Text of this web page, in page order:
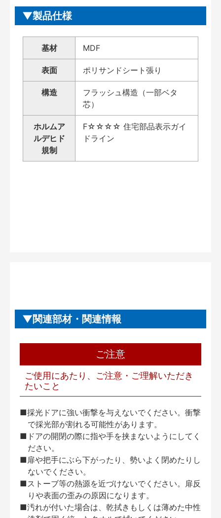
製品仕様
基材 MDF
表面 ポリサンドシート張り
構造
フラッシュ構造（一部ベタ
芯）
ホルムア
ルデヒド
規制
F☆☆☆☆ 住宅部品表示ガイ
ドライン
関連部材・関連情報
ご注意
ご使用にあたり、ご注意・ご理解いただき
たいこと
■採光ドアに強い衝撃を与えないでください。衝撃
で採光部が割れる可能性があります。
■ドアの開閉の際に指や手を挟まないようにしてく
ださい。
■扉や把手にぶら下がったり、勢いよく閉めたりし
ないでください。
■ストーブ等の熱源を近づけないでください。扉反
りや表面の歪みの原因になります。
■汚れが付いた場合は、乾拭きもしくは薄めた中性